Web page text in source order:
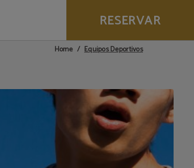
RESERVAR
Home Equipos Deportivos